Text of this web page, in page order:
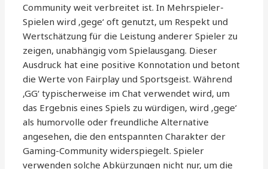
Community weit verbreitet ist. In Mehrspieler-
Spielen wird ‚gege‘ oft genutzt, um Respekt und
Wertschätzung für die Leistung anderer Spieler zu
zeigen, unabhängig vom Spielausgang. Dieser
Ausdruck hat eine positive Konnotation und betont
die Werte von Fairplay und Sportsgeist. Während
‚GG‘ typischerweise im Chat verwendet wird, um
das Ergebnis eines Spiels zu würdigen, wird ‚gege‘
als humorvolle oder freundliche Alternative
angesehen, die den entspannten Charakter der
Gaming-Community widerspiegelt. Spieler
verwenden solche Abkürzungen nicht nur, um die